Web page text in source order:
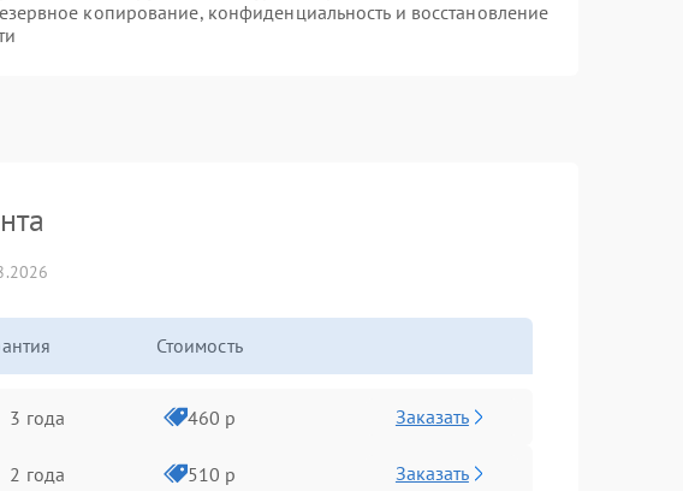
копирование, конфиденциальность и восстановление
Стоимость
3 года 460 р Заказать
2 года 510 р Заказать